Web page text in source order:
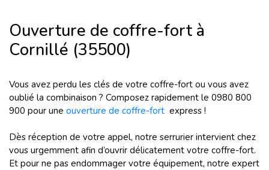
Ouverture de coffre-fort à
Cornillé (35500)
Vous avez perdu les clés de votre coffre-fort ou vous avez
oublié la combinaison ? Composez rapidement le 0980 800
900 pour une ouverture de coffre-fort express !
Dès réception de votre appel, notre serrurier intervient chez
vous urgemment afin d’ouvrir délicatement votre coffre-fort.
Et pour ne pas endommager votre équipement, notre expert